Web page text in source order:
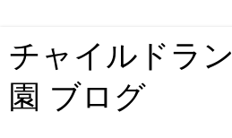
チャイルドラ
園 ブログ